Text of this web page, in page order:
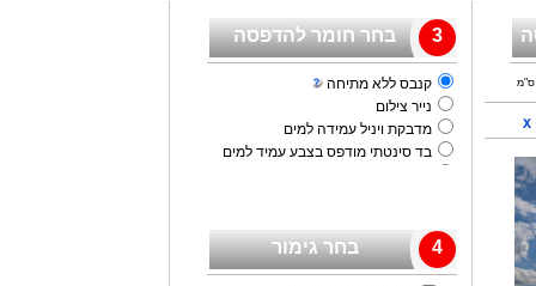
3 בחר חומר להדפסה
קנבס ללא מתיחה
נייר צילום
מדבקת ויניל עמידה למים
בד סינטתי מודפס בצבע עמיד למים
4 בחר גימור
ס"מ